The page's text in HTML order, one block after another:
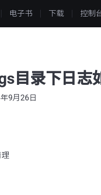
电子书 下载 控制
目录下日志
9月26日